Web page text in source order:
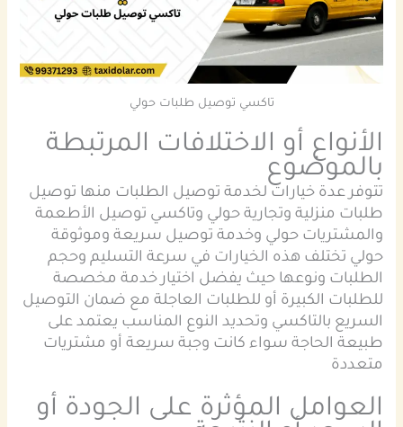
تاكسي توصيل طلبات حولي
الأنواع أو الاختلافات المرتبطة
بالموضوع
تتوفر عدة خيارات لخدمة توصيل الطلبات منها توصيل
طلبات منزلية وتجارية حولي وتاكسي توصيل الأطعمة
والمشتريات حولي وخدمة توصيل سريعة وموثوقة
حولي تختلف هذه الخيارات في سرعة التسليم وحجم
الطلبات ونوعها حيث يفضل اختيار خدمة مخصصة
للطلبات الكبيرة أو للطلبات العاجلة مع ضمان التوصيل
السريع بالتاكسي وتحديد النوع المناسب يعتمد على
طبيعة الحاجة سواء كانت وجبة سريعة أو مشتريات
متعددة
العوامل المؤثرة على الجودة أو